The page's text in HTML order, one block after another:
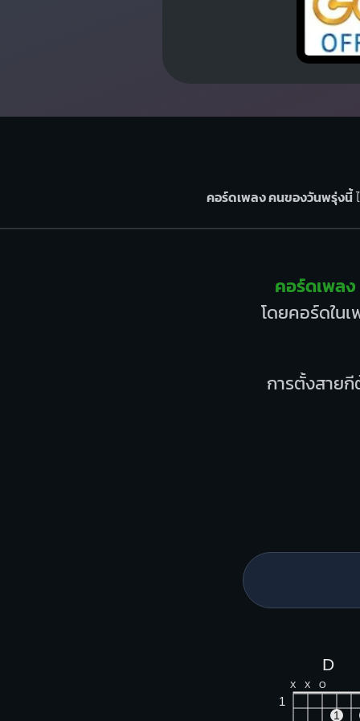
คอร์ดเพลง คนของวันพรุ่งนี้
คอร์ดเพล
โดยคอร์ดใน
การตั้งสายกี
D
X X O
1
1